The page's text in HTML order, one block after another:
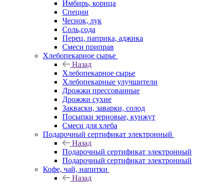
Имбирь, корица
Специи
Чеснок, лук
Соль,сода
Перец, паприка, аджика
Смеси приправ
Хлебопекарное сырье
Назад
Хлебопекарное сырье
Хлебопекарные улучшители
Дрожжи прессованные
Дрожжи сухие
Закваски, заварки, солод
Посыпки зерновые, кунжут
Смеси для хлеба
Подарочный сертификат электронный
Назад
Подарочный сертификат электронный
Подарочный сертификат электронный
Кофе, чай, напитки
Назад